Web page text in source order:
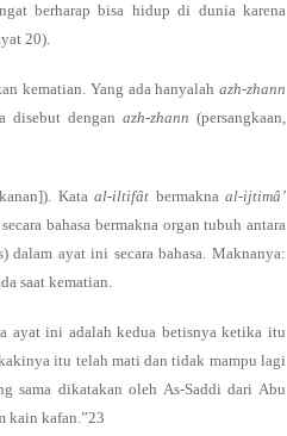
berharap bisa hidup di dunia karena
20).
kematian. Yang ada hanyalah azh-zhann
disebut denganazh-zhann(persangkaan,
Kataal-iltifât bermaknaal-ijtimâ’
secara bahasa bermakna organ tubuh antara
dalam ayat ini secara bahasa. Maknanya:
saat kematian.
ayat ini adalah kedua betisnya ketika itu
itu telah mati dan tidak mampu lagi
sama dikatakan oleh As-Saddi dari Abu
kain kafan.”23